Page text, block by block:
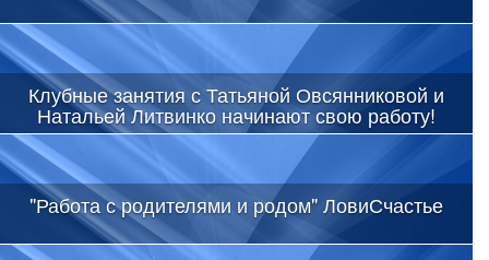
Клубные занятия с Татьяной Овсянниковой и
Натальей Литвинко начинают свою работу!
"Работа с родителями и родом" ЛовиСчастье